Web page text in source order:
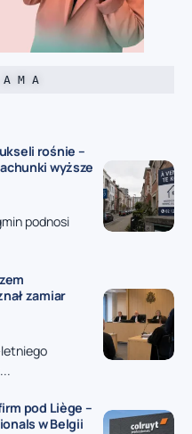
M A
rośnie –
wyższe
podnosi
zamiar
pod Liège –
w Belgii